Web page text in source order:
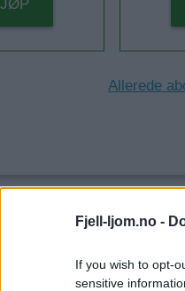
Fjell-ljom.no -
If you wish to opt-
sensitive
Allerede
TURVOGN AS
NÄSLUND KENNETH